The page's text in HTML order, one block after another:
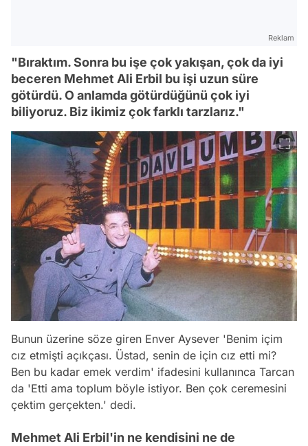
Reklam
"Bıraktım. Sonra bu işe çok yakışan, çok da iyi
beceren Mehmet Ali Erbil bu işi uzun süre
götürdü. O anlamda götürdüğünü çok iyi
biliyoruz. Biz ikimiz çok farklı tarzlarız."
Bunun üzerine söze giren Enver Aysever 'Benim içim
cız etmişti açıkçası. Üstad, senin de için cız etti mi?
Ben bu kadar emek verdim' ifadesini kullanınca Tarcan
da 'Etti ama toplum böyle istiyor. Ben çok ceremesini
çektim gerçekten.' dedi.
Mehmet Ali Erbil'in ne kendisini ne de